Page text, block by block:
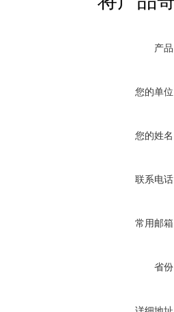
产
您的单
您的姓
联系电
常用邮
省